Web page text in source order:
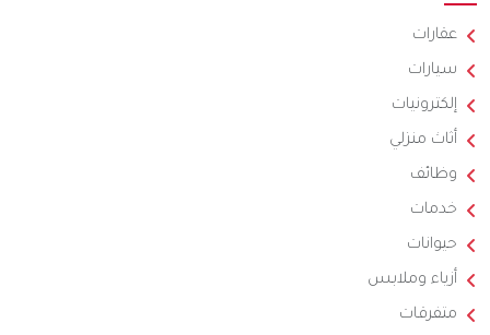
عقارات
سيارات
إلكترونيات
أثاث منزلي
وظائف
خدمات
حيوانات
أزياء وملابس
متفرقات